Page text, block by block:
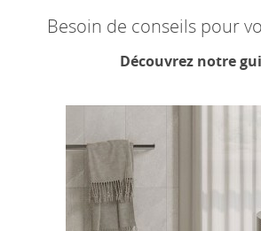
Besoin de conseils pour
Découvrez notre